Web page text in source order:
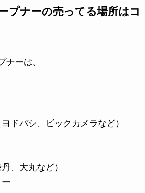
プナーの売ってる場所はコ
ナーは、
ドバシ、ビックカメラなど）
、大丸など）